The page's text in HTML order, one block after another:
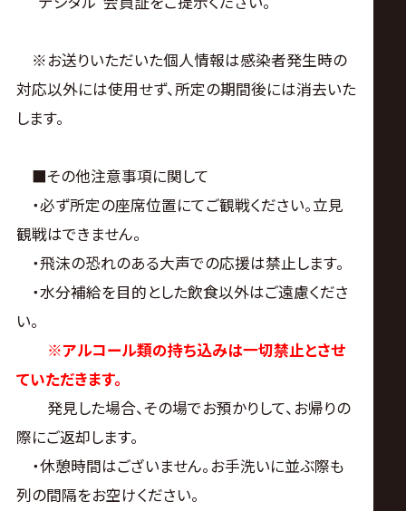
※お送りいただいた個人情報は感染者発生時の
対応以外には使用せず、所定の期間後には消去いた
します。
■その他注意事項に関して
・必ず所定の座席位置にてご観戦ください。立見
観戦はできません。
・飛沫の恐れのある大声での応援は禁止します。
・水分補給を目的とした飲食以外はご遠慮くださ
い。
※アルコール類の持ち込みは一切禁止とさせ
ていただきます。
発見した場合、その場でお預かりして、お帰りの
際にご返却します。
・休憩時間はございません。お手洗いに並ぶ際も
列の間隔をお空けください。